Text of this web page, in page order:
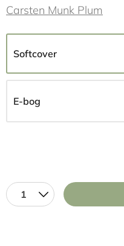
Carsten Munk Plum
Softcover
E-bog
1